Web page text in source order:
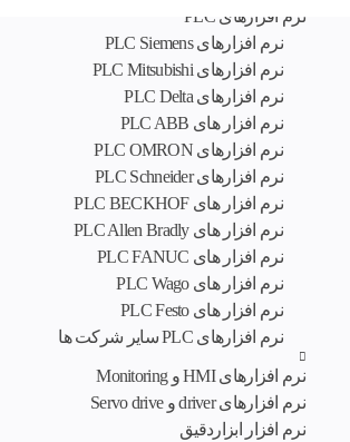
نرم افزارهای PLC
نرم افزارهای PLC Siemens
نرم افزارهای PLC Mitsubishi
نرم‌ افزارهای PLC Delta
نرم افزار های PLC ABB
نرم افزارهای PLC OMRON
نرم افزارهای PLC Schneider
نرم افزار های PLC BECKHOF
نرم افزار های PLC Allen Bradly
نرم افزار های PLC FANUC
نرم افزار های PLC Wago
نرم افزار های PLC Festo
نرم افزارهای PLC سایر شرکت ها
نرم افزارهای HMI و Monitoring
نرم افزارهای driver و Servo drive
نرم افزار ابزاردقیق